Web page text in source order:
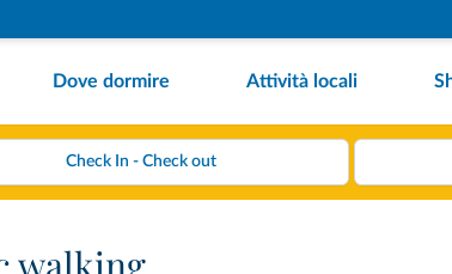
Dove dormire Attività locali
walking